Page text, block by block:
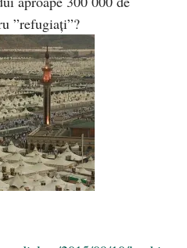
”refugiaţi”?